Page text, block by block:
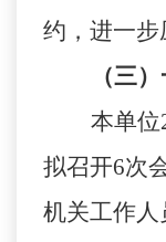
约，进一步
（三
本单位
拟召开6次
机关工作